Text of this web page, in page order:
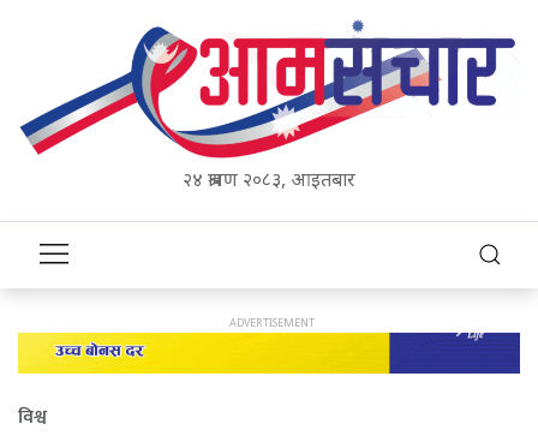
२४ श्रावण २०८३, आइतबार
विश्व